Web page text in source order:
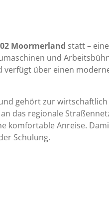
Moormerland statt –
und
über einen
gehört zur
das regionale
komfortable Anreise.
Schulung.